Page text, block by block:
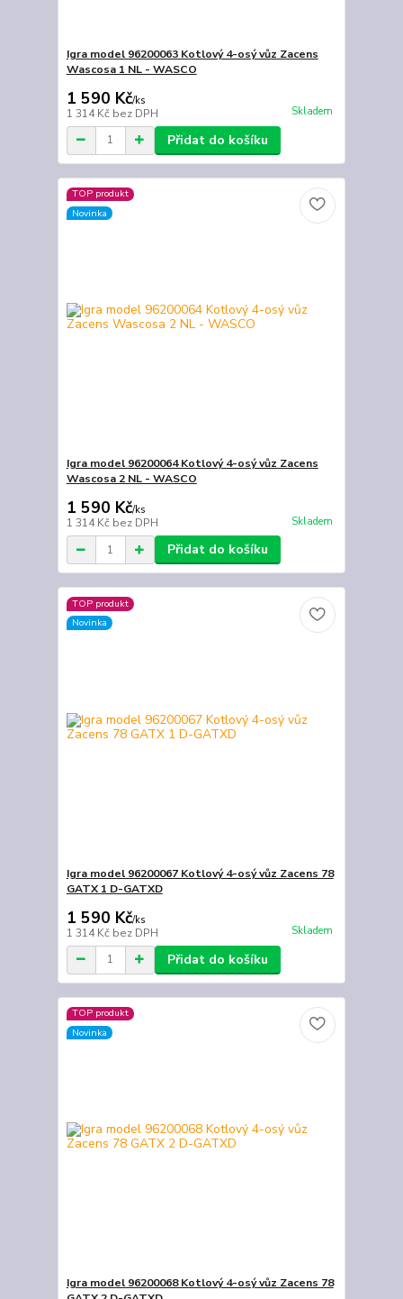
Igra model 96200063 Kotlový 4-osý vůz Zacens
Wascosa 1 NL - WASCO
1 590 Kč/ks
1 314 Kč bez DPH Skladem
Přidat do košíku
TOP produkt
Novinka
Igra model 96200064 Kotlový 4-osý vůz Zacens
Wascosa 2 NL - WASCO
1 590 Kč/ks
1 314 Kč bez DPH Skladem
Přidat do košíku
TOP produkt
Novinka
Igra model 96200067 Kotlový 4-osý vůz Zacens 78
GATX 1 D-GATXD
1 590 Kč/ks
1 314 Kč bez DPH Skladem
Přidat do košíku
TOP produkt
Novinka
Igra model 96200068 Kotlový 4-osý vůz Zacens 78